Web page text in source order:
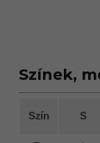
Színek,
Szín S